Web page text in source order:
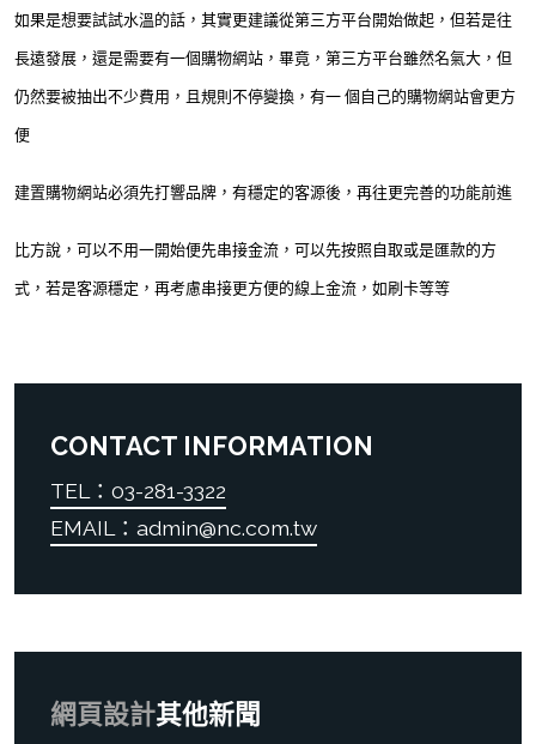
如果是想要試試水溫的話，其實更建議從第三方平台開始做起，但若是往
長遠發展，還是需要有一個購物網站，畢竟，第三方平台雖然名氣大，但
仍然要被抽出不少費用，且規則不停變換，有一 個自己的購物網站會更方
便
建置購物網站必須先打響品牌，有穩定的客源後，再往更完善的功能前進
比方說，可以不用一開始便先串接金流，可以先按照自取或是匯款的方
式，若是客源穩定，再考慮串接更方便的線上金流，如刷卡等等
CONTACT INFORMATION
TEL：03-281-3322
EMAIL：admin@nc.com.tw
網頁設計其他新聞